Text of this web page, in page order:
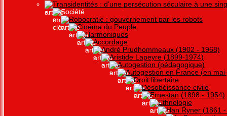
Transidentités : d’une persécution séculaire à une
Société
Robocratie : gouvernement par les robots
Cinéma du Peuple
Harmoniques
Accordage
André Prudhommeaux (1902 - 1968)
Aristide Lapeyre (1899-1974)
Autogestion (pédagogique)
Autogestion en France (en
Droit libertaire
Désobéissance civile
Ernestan (1898 - 1954)
Ethnologie
Han Ryner (1861